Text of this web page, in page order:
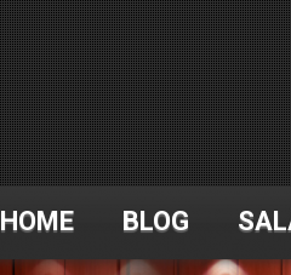
HOME BLOG